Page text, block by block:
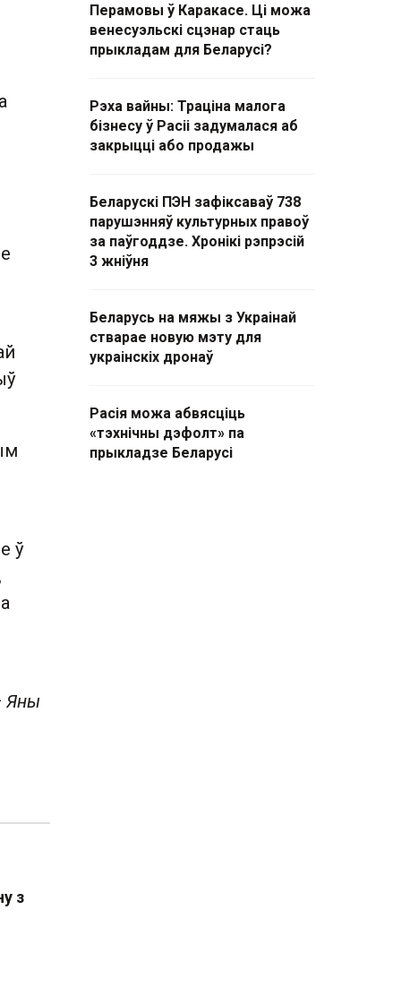
ў
Яны
з
Перамовы ў Каракасе. Ці можа
венесуэльскі сцэнар стаць
прыкладам для Беларусі?
Рэха вайны: Траціна малога
бізнесу ў Расіі задумалася аб
закрыцці або продажы
Беларускі ПЭН зафіксаваў 738
парушэнняў культурных правоў
за паўгоддзе. Хронікі рэпрэсій
3 жніўня
Беларусь на мяжы з Украінай
стварае новую мэту для
украінскіх дронаў
Расія можа абвясціць
«тэхнічны дэфолт» па
прыкладзе Беларусі